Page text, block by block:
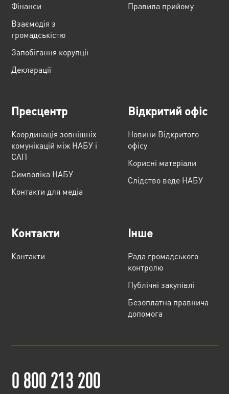
Фінанси
Взаємодія з
громадськістю
Запобігання корупції
Декларації
Правила прийому
Пресцентр
Координація зовнішніх
комунікацій між НАБУ і
САП
Cимволіка НАБУ
Контакти для медіа
Відкритий офіс
Новини Відкритого
офісу
Корисні матеріали
Слідство веде НАБУ
Контакти
Контакти
Інше
Рада громадського
контролю
Публічні закупівлі
Безоплатна правнича
допомога
0 800 213 200